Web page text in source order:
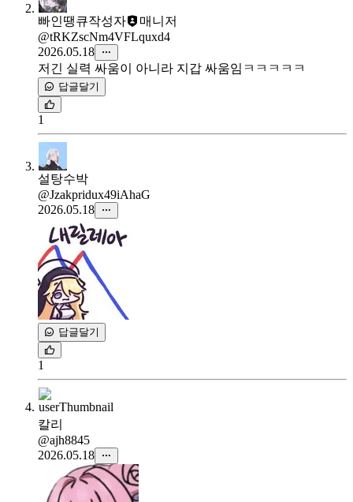
빠인땡큐작성자
매니저
@tRKZscNm4VFLquxd4
2026.05.18
저긴 실력 싸움이 아니라 지갑 싸움임ㅋㅋㅋㅋㅋ
답글달기
1
설탕수박
@Jzakpridux49iAhaG
2026.05.18
답글달기
1
칼리
@ajh8845
2026.05.18